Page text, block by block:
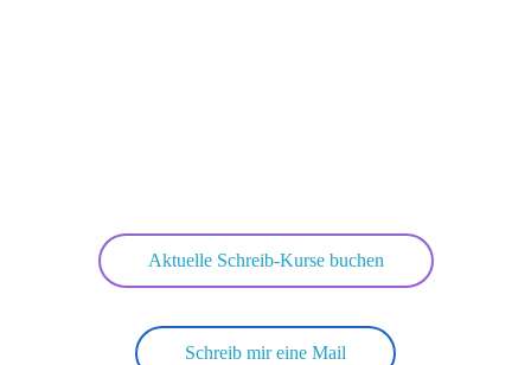
Aktuelle Schreib-Kurse buchen
Schreib mir eine Mail